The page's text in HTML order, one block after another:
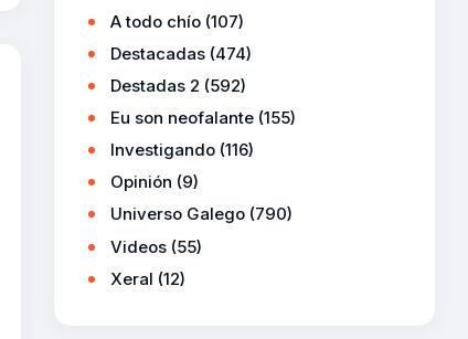
A todo chío (107)
Destacadas (474)
Destadas 2 (592)
Eu son neofalante (155)
Investigando (116)
Opinión (9)
Universo Galego (790)
Videos (55)
Xeral (12)